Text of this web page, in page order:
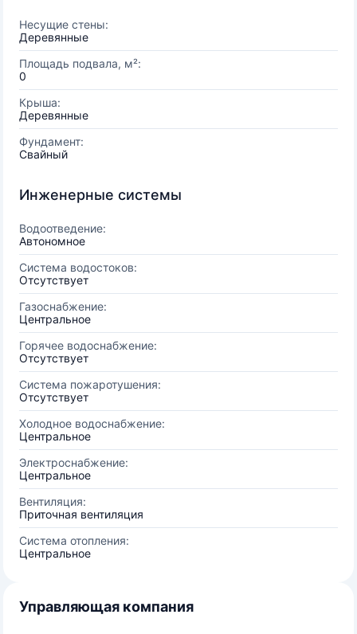
Несущие стены:
Деревянные
Площадь подвала, м²:
0
Крыша:
Деревянные
Фундамент:
Свайный
Инженерные системы
Водоотведение:
Автономное
Система водостоков:
Отсутствует
Газоснабжение:
Центральное
Горячее водоснабжение:
Отсутствует
Система пожаротушения:
Отсутствует
Холодное водоснабжение:
Центральное
Электроснабжение:
Центральное
Вентиляция:
Приточная вентиляция
Система отопления:
Центральное
Управляющая компания